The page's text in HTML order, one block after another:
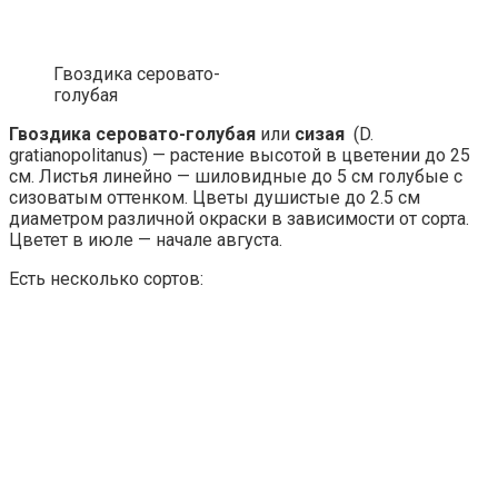
Гвоздика серовато-
голубая
Гвоздика серовато-голубая или сизая (D.
gratianopolitanus) — растение высотой в цветении до 25
см. Листья линейно — шиловидные до 5 см голубые с
сизоватым оттенком. Цветы душистые до 2.5 см
диаметром различной окраски в зависимости от сорта.
Цветет в июле — начале августа.
Есть несколько сортов: